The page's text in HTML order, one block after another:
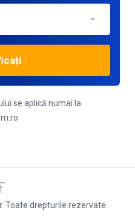
se aplică numai la
Toate drepturile rezervate.